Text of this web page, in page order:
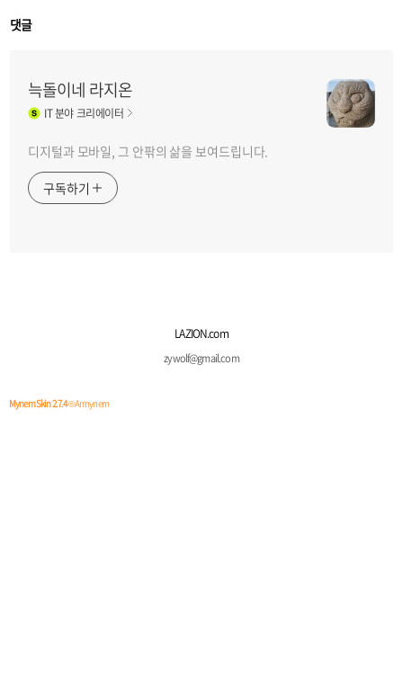
댓글
늑돌이네 라지온
IT분야 크리에이터
디지털과 모바일, 그 안팎의 삶을 보여드립니다.
구독하기
LAZION.com
zywolf@gmail.com
Mynem Skin 2.7.4© Armynem